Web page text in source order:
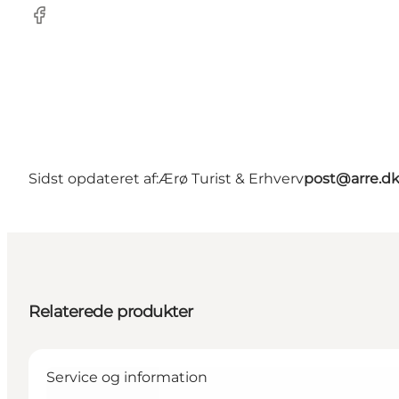
Facebook
Sidst opdateret af:Ærø Turist & Erhvervpost@arre.dk
Relaterede produkter
Service og information